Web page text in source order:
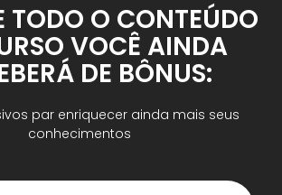
TODO O CONTEÚDO
VOCÊ AINDA
DE BÔNUS:
par enriquecer ainda mais seus
conhecimentos